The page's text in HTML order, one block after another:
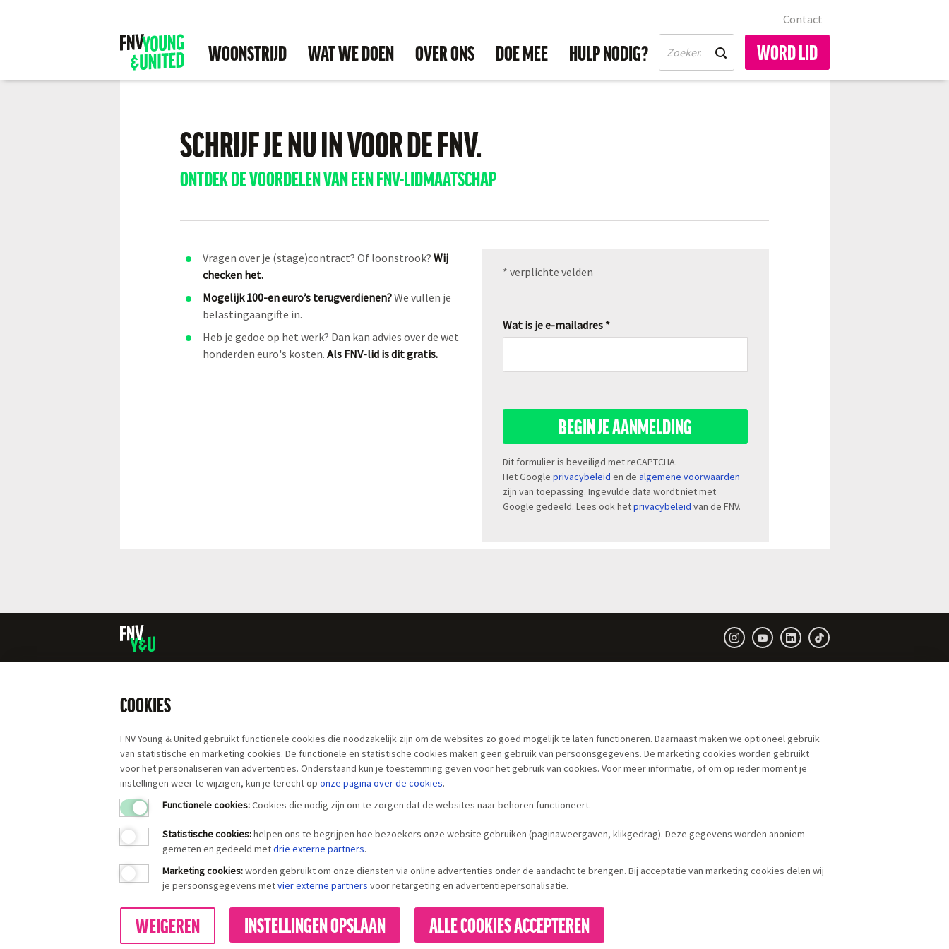
Contact
WOONSTRIJD WAT WE DOEN OVER ONS DOE MEE HULP NODIG? WORD LID
SCHRIJF JE NU IN VOOR DE FNV.
ONTDEK DE VOORDELEN VAN EEN FNV-LIDMAATSCHAP
Vragen over je (stage)contract? Of loonstrook? Wij
checken het.
Mogelijk 100-en euro’s terugverdienen?We vullen je
belastingaangifte in.
Heb je gedoe op het werk? Dan kan advies over de wet
honderden euro's kosten. Als FNV-lid is dit gratis.
* verplichte velden
Wat is je e-mailadres *
Dit formulier is beveiligd met reCAPTCHA.
Het Google privacybeleid en de algemene voorwaarden
zijn van toepassing. Ingevulde data wordt niet met
Google gedeeld. Lees ook hetprivacybeleid van de FNV.
BEGIN JE AANMELDING
COOKIES
FNV Young & United gebruikt functionele cookies die noodzakelijk zijn om de websites zo goed mogelijk te laten functioneren. Daarnaast maken we optioneel gebruik
van statistische en marketing cookies. De functionele en statistische cookies maken geen gebruik van persoonsgegevens. De marketing cookies worden gebruikt
voor het personaliseren van advertenties. Onderstaand kun je toestemming geven voor het gebruik van cookies. Voor meer informatie, of om op ieder moment je
instellingen weer te wijzigen, kun je terecht op onze pagina overde cookies.
Functionele cookies:Cookies die nodig zijn om te zorgen dat de websites naar behoren functioneert.
Statistische cookies:helpen ons te begrijpen hoe bezoekers onze website gebruiken (paginaweergaven, klikgedrag). Deze gegevens worden anoniem
gemeten en gedeeld metdrie externe partners.
Marketing cookies:worden gebruikt om onze diensten via online advertenties onder de aandacht te brengen. Bij acceptatie van marketing cookies delen wij
je persoonsgegevens metvier externe partners voor retargeting en advertentiepersonalisatie.
ALLE COOKIES ACCEPTEREN
INSTELLINGEN OPSLAAN
WEIGEREN